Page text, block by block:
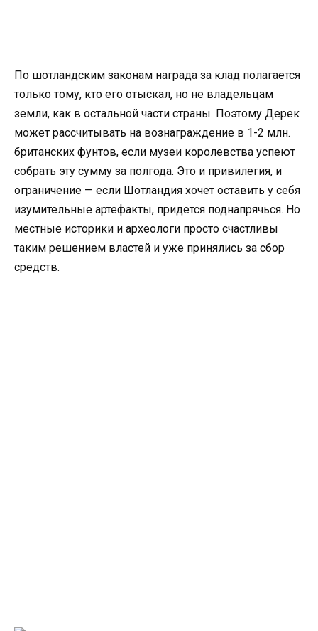
По шотландским законам награда за клад полагается
только тому, кто его отыскал, но не владельцам
земли, как в остальной части страны. Поэтому Дерек
может рассчитывать на вознаграждение в 1-2 млн.
британских фунтов, если музеи королевства успеют
собрать эту сумму за полгода. Это и привилегия, и
ограничение — если Шотландия хочет оставить у себя
изумительные артефакты, придется поднапрячься. Но
местные историки и археологи просто счастливы
таким решением властей и уже принялись за сбор
средств.